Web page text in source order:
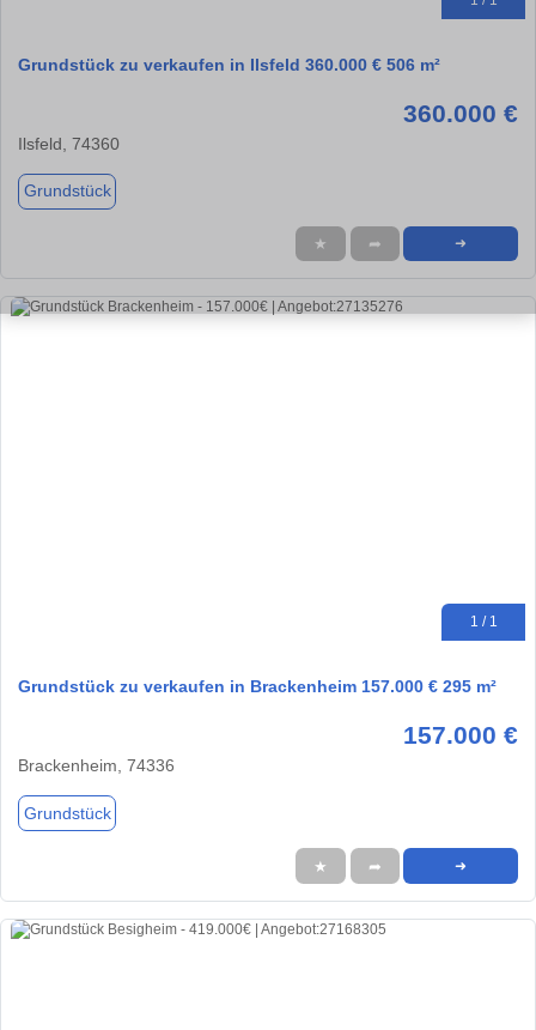
Grundstück zu verkaufen in Ilsfeld 360.000 € 506 m²
360.000 €
Ilsfeld, 74360
Grundstück
★ ➦ ➜
1 / 1
Grundstück zu verkaufen in Brackenheim 157.000 € 295 m²
157.000 €
Brackenheim, 74336
Grundstück
★ ➦ ➜